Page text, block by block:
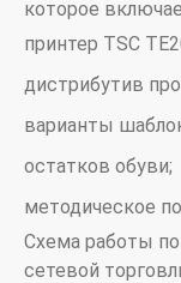
которое
принтер TSC
дистрибутив
варианты
остатков обуви;
методическое
Схема работы
сетевой